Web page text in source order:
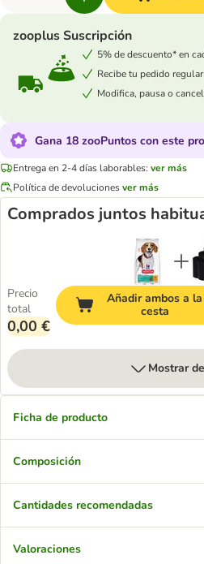
zooplus Suscripción
5% de descuento* en
Recibe tu pedido
Modifica, pausa o
Gana 18 zooPuntos con este
Entrega en 2-4 días laborables: ver más
Política de devolucionesver más
Comprados juntos
Precio
total
0,00 €
Añadir ambos a la
cesta
Mostrar
Ficha de producto
Composición
Cantidades recomendadas
Valoraciones